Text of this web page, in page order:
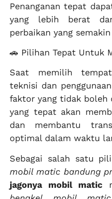
Penanganan tepat
yang lebih berat
perbaikan yang semakin
🚗 Pilihan Tepat Untuk
Saat memilih
teknisi dan
faktor yang tidak boleh
yang tepat akan
dan membantu
optimal dalam waktu
Sebagai salah satu
mobil matic bandung
jagonya mobil matic